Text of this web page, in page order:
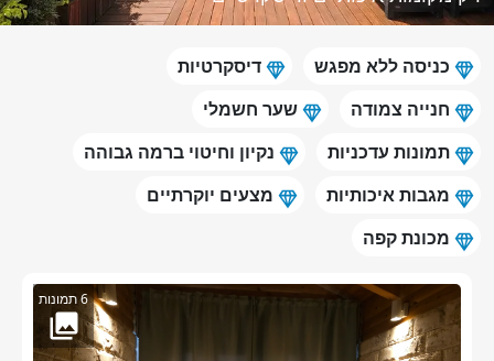
כניסה ללא מפגש
דיסקרטיות
חנייה צמודה
שער חשמלי
תמונות עדכניות
נקיון וחיטוי ברמה גבוהה
מגבות איכותיות
מצעים יוקרתיים
מכונת קפה
6 תמונות